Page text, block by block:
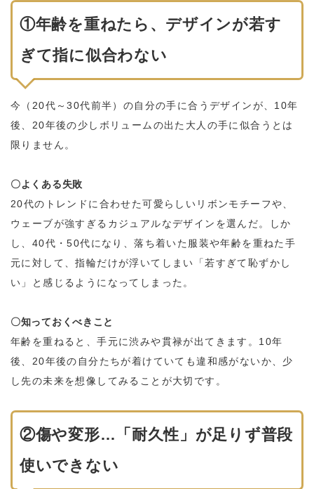
①年齢を重ねたら、デザインが若す
ぎて指に似合わない
今（20代～30代前半）の自分の手に合うデザインが、10年
後、20年後の少しボリュームの出た大人の手に似合うとは
限りません。
〇よくある失敗
20代のトレンドに合わせた可愛らしいリボンモチーフや、
ウェーブが強すぎるカジュアルなデザインを選んだ。しか
し、40代・50代になり、落ち着いた服装や年齢を重ねた手
元に対して、指輪だけが浮いてしまい「若すぎて恥ずかし
い」と感じるようになってしまった。
〇知っておくべきこと
年齢を重ねると、手元に渋みや貫禄が出てきます。10年
後、20年後の自分たちが着けていても違和感がないか、少
し先の未来を想像してみることが大切です。
②傷や変形…「耐久性」が足りず普段
使いできない